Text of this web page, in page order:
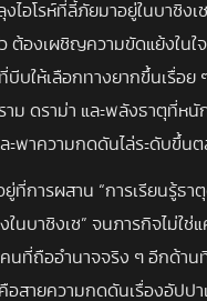
งไอโรห์ที่ลี้ภัยมาอยู่ในบาซิง
ต้องเผชิญความขัดแย้งในใ
บีบให้เลือกทางยากขึ้นเรื่อย
าม ดราม่า และพลังธาตุที่หนั
ะพาความกดดันไล่ระดับขึ้น
ที่การผสาน “การเรียนรู้ธา
ในบาซิงเซ” จนภารกิจไม่ใช่
คนที่ถืออำนาจจริง ๆ อีกด้าน
สายความกดดันเรื่องอัปปา